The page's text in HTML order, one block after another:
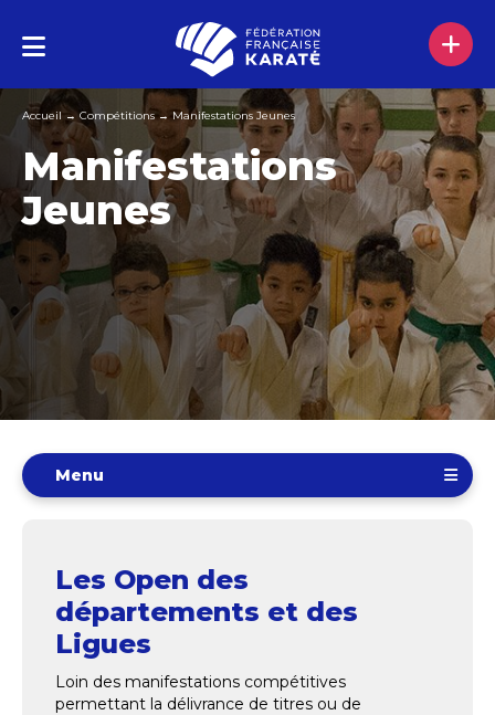
Accueil →Compétitions→Manifestations Jeunes
Manifestations
Jeunes
Menu
Les Open des
départements et des
Ligues
Loin des manifestations compétitives
permettant la délivrance de titres ou de